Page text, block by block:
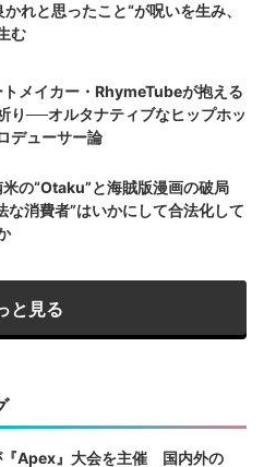
かれと思ったこと“が呪いを生み、
む
トメイカー・RhymeTubeが抱える
り──オルタナティブなヒップホッ
デューサー論
の“Otaku”と海賊版漫画の破局
な消費者”はいかにして合法化して
と見る
『Apex』大会を主催 国内外の